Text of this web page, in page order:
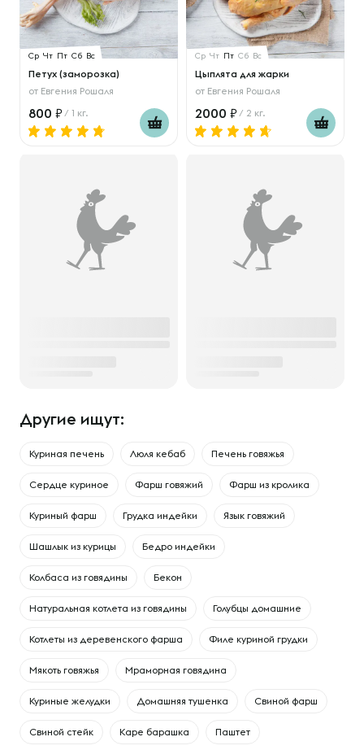
Ср Чт Пт Сб Вс
Петух (заморозка)
от Евгения Рошаля
800 / 1 кг.
Ср Чт Пт Сб Вс
Цыплята для жарки
от Евгения Рошаля
2000 / 2 кг.
Другие ищут:
Куриная печень Люля кебаб Печень говяжья
Сердце куриное Фарш говяжий Фарш из кролика
Куриный фарш Грудка индейки Язык говяжий
Шашлык из курицы Бедро индейки
Колбаса из говядины Бекон
Натуральная котлета из говядины Голубцы домашние
Котлеты из деревенского фарша Филе куриной грудки
Мякоть говяжья Мраморная говядина
Куриные желудки Домашняя тушенка Свиной фарш
Свиной стейк Каре барашка Паштет